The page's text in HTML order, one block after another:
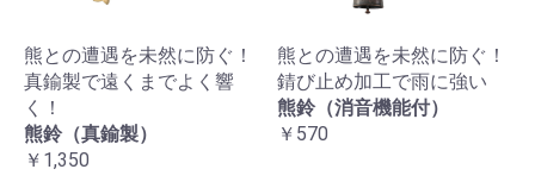
熊との遭遇を未然に防ぐ！
真鍮製で遠くまでよく響
く！
熊鈴（真鍮製）
￥1,350
熊との遭遇を未然に防ぐ！
錆び止め加工で雨に強い
熊鈴（消音機能付）
￥570